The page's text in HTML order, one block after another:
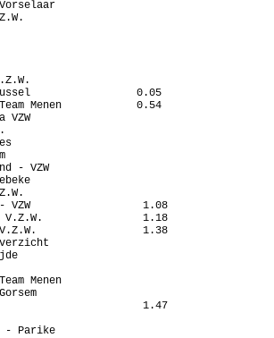
Brussel                 0.05
Menen            0.54
- VZW
- VZW                  1.08
V.Z.W.                1.18
V.Z.W.                 1.38
Menen
1.47
- Parike